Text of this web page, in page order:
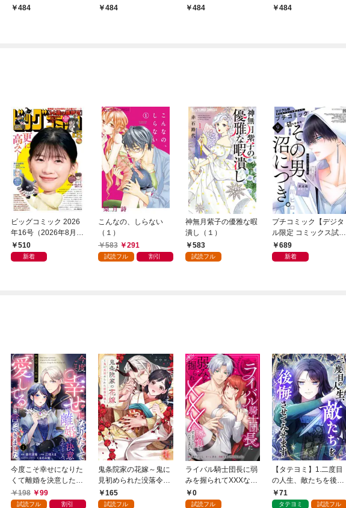
るごとみい子！
484
484
484
いしょ話編
484
ビッグコミック 2026
年16号（2026年8月7
日発売）
510
新着
こんなの、しらない
（１）
583
291
試読フル 割引
神無月紫子の優雅な暇
潰し（１）
583
試読フル
プチコミック【デジタ
ル限定 コミックス試し
読み特典付き】 2026
年9月号（2026年8月7
689
新着
今度こそ幸せになりた
くて離婚を決意したと
ころ、無表情な旦那様
が「愛してる」と言っ
198 99
試読フル 割引
鬼条院家の花嫁～鬼に
見初められた没落令嬢
～１165
試読フル
ライバル騎士団長に弱
みを握られてXXXな勝
負をすることになりま
した第1話
0
試読フル
【タテヨミ】1.二度目
の人生、敵たちを後悔
させてみせます
71
タテヨミ 試読フル